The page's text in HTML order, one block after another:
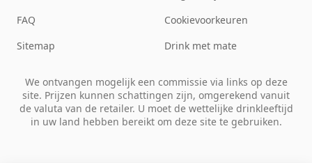
FAQ
Sitemap
Cookievoorkeuren
Drink met mate
We ontvangen mogelijk een commissie via links op deze
site. Prijzen kunnen schattingen zijn, omgerekend vanuit
de valuta van de retailer. U moet de wettelijke drinkleeftijd
in uw land hebben bereikt om deze site te gebruiken.